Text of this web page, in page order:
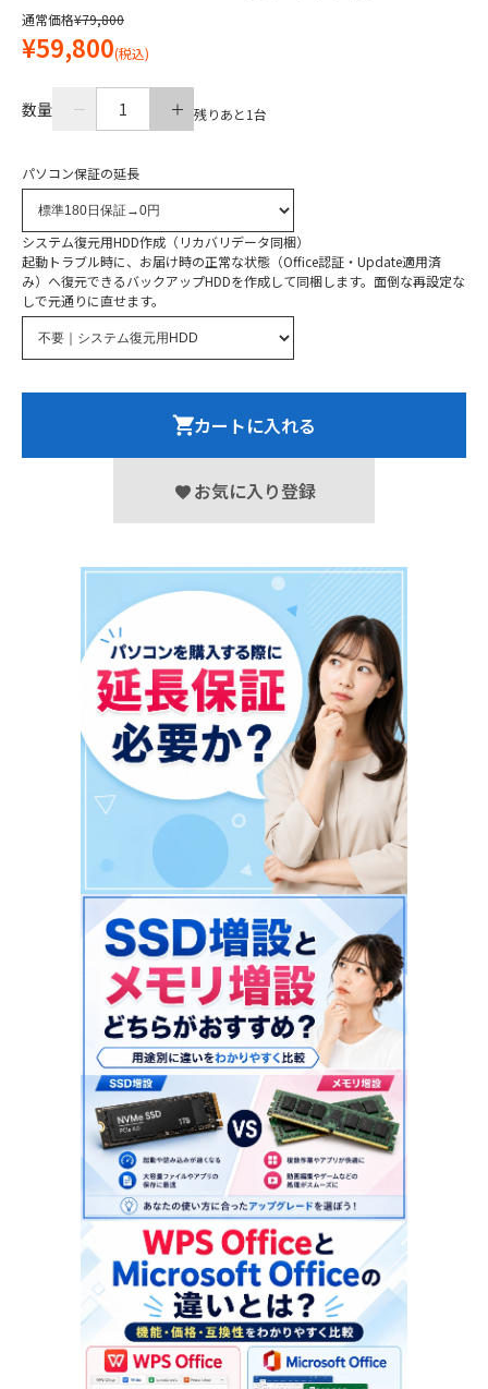
通常価格¥79,800
¥59,800(税込)
数量 1 残りあと1台
パソコン保証の延長
システム復元用HDD作成（リカバリデータ同梱）
起動トラブル時に、お届け時の正常な状態（Office認証・Update適用済
み）へ復元できるバックアップHDDを作成して同梱します。面倒な再設定な
しで元通りに直せます。
カートに入れる
お気に入り登録